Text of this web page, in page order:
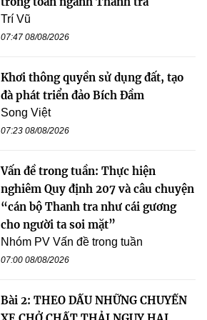
Trí Vũ
07:47 08/08/2026
Khơi thông quyền sử dụng đất, tạo
đà phát triển đảo Bích Đầm
Song Việt
07:23 08/08/2026
Vấn đề trong tuần: Thực hiện
nghiêm Quy định 207 và câu chuyện
“cán bộ Thanh tra như cái gương
cho người ta soi mặt”
Nhóm PV Vấn đề trong tuần
07:00 08/08/2026
Bài 2: THEO DẤU NHỮNG CHUYẾN